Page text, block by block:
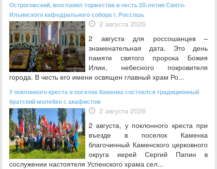
Острогожский, возглавил торжества в честь 20-летия Свято-
Ильинского кафедрального собора г. Россошь
2 августа 2026
2 августа для россошанцев –
знаменательная дата. Это день
памяти святого пророка Божия
Илии, небесного покровителя
города. В честь его имени освящен главный храм Ро...
У поклонного креста в поселке Каменка состоялся традиционный
братский молебен с акафистом
2 августа 2026
2 августа, у поклонного креста при
въезде в поселок Каменка
благочинный Каменского церковного
округа иерей Сергий Папин в
сослужении настоятеля Успенского храма сел...